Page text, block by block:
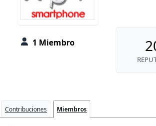
1 Miembro
Contribuciones Miembros